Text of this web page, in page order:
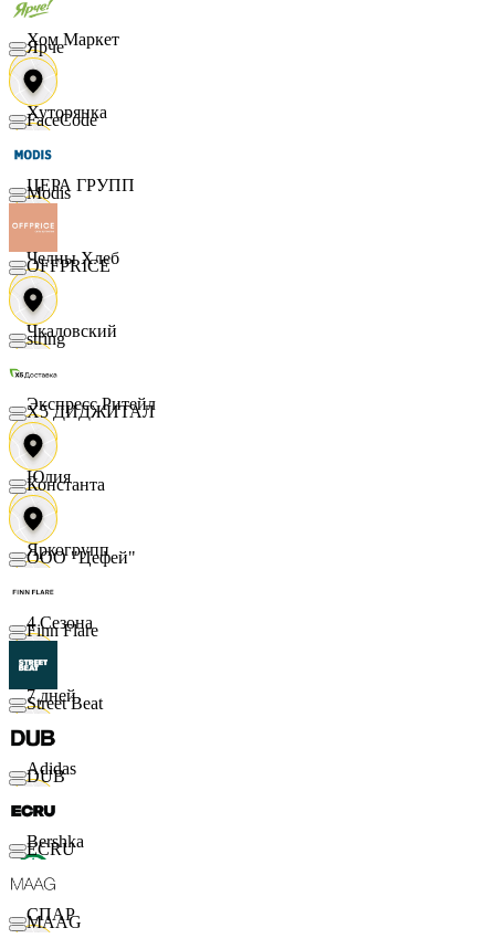
Хом Маркет
Хуторянка
ЦЕРА ГРУПП
Челны Хлеб
Чкаловский
Экспресс Ритейл
Юлия
Яркогрупп
4 Сезона
7 дней
Adidas
Bershka
СПАР
Ярче
FaceCode
Modis
OFFPRICE
string
X5 ДИДЖИТАЛ
Константа
ООО "Цефей"
Finn Flare
Street Beat
DUB
ECRU
MAAG